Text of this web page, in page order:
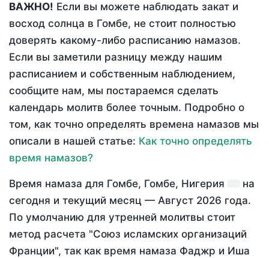
ВАЖНО! Если вы можете наблюдать закат и
восход солнца в Гомбе, не стоит полностью
доверять какому-либо расписанию намазов.
Если вы заметили разницу между нашим
расписанием и собственным наблюдением,
сообщите нам, мы постараемся сделать
календарь молитв более точным. Подробно о
том, как точно определять времена намазов мы
описали в нашей статье: Как точно определять
время намазов?
Время намаза для Гомбе, Гомбе, Нигерия
на
сегодня и текущий месяц — Август 2026 года.
По умолчанию для утренней молитвы стоит
метод расчета "Союз исламских организаций
Франции", так как время намаза Фаджр и Иша